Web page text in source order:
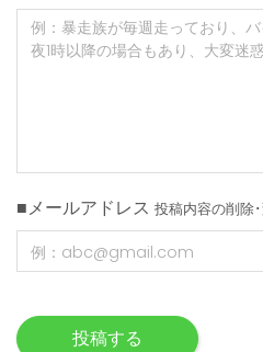
■メールアドレス 投稿内容の削除
投稿する